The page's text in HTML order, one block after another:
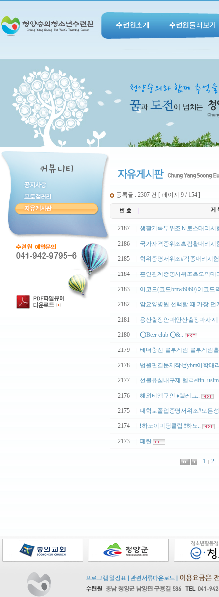
수련원소개 수련원둘러보기
등록글 : 2307 건 [ 페이지 9 / 154 ]
2187 생활기록부위조Ｎ토스대리시
2186 국가자격증위조♨컴활대리시
2185 학위증명서위조#각종대리시
2184 혼인관계증명서위조♨오픽대
2183 어코드(코드bmw6060)|어코드
2182 암요양병원 선택할 때 가장 먼
2181 용산출장안마|안산출장마사지
2180 ⭕️Beer club ⭕&..
2179 테더충전 블루게임 블루게임
2178 법원판결문제작ゼybm어학대
2177 선불유심내구제 텔ㄹ
2176 해외티엠구인 ♦️텔레그..
2175 대학교졸업증명서위조#모든
2174 ❗하노이미딩클럽 ❗하노..
2173 페란
1 2